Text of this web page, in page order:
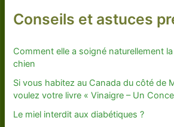
Conseils et astuces
Comment elle a soigné naturellement
chien
Si vous habitez au Canada du côté de
voulez votre livre « Vinaigre – Un
Le miel interdit aux diabétiques ?